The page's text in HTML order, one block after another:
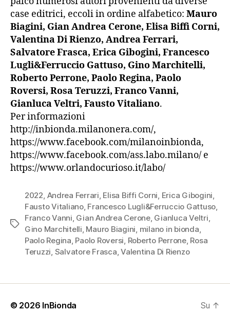
case editrici, eccoli in ordine alfabetico: Mauro
Biagini, Gian Andrea Cerone, Elisa Biffi Corni,
Valentina Di Rienzo, Andrea Ferrari,
Salvatore Frasca, Erica Gibogini, Francesco
Lugli&Ferruccio Gattuso, Gino Marchitelli,
Roberto Perrone, Paolo Regina, Paolo
Roversi, Rosa Teruzzi, Franco Vanni,
Gianluca Veltri, Fausto Vitaliano.
Per informazioni
http://inbionda.milanonera.com/,
https://www.facebook.com/milanoinbionda,
https://www.facebook.com/ass.labo.milano/ e
https://www.orlandocurioso.it/labo/
Tag
2022, Andrea Ferrari, Elisa Biffi Corni, Erica Gibogini,
Fausto Vitaliano, Francesco Lugli&Ferruccio Gattuso,
Franco Vanni, Gian Andrea Cerone, Gianluca Veltri,
Gino Marchitelli, Mauro Biagini, milano in bionda,
Paolo Regina, Paolo Roversi, Roberto Perrone, Rosa
Teruzzi, Salvatore Frasca,Valentina Di Rienzo
© 2026 InBionda Su ↑